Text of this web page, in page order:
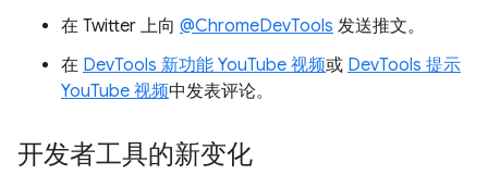
在 Twitter 上向 @ChromeDevTools 发送推文。
在 DevTools 新功能 YouTube 视频或 DevTools 提示
YouTube 视频中发表评论。
开发者工具的新变化